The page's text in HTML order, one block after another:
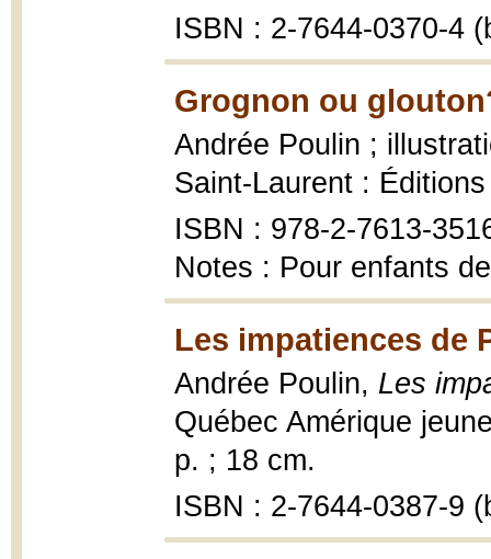
ISBN : 2-7644-0370-4
Grognon ou
Andrée Poulin ;
Saint-Laurent :
ISBN : 978-2-7613-
Notes : Pour enfants
Les impatiences de
Andrée Poulin, Les
Québec Amérique
p. ; 18 cm.
ISBN : 2-7644-0387-9